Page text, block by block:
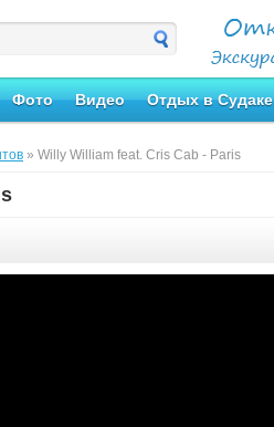
Фото Видео Отдых в Судаке
» Willy William feat. Cris Cab - Paris